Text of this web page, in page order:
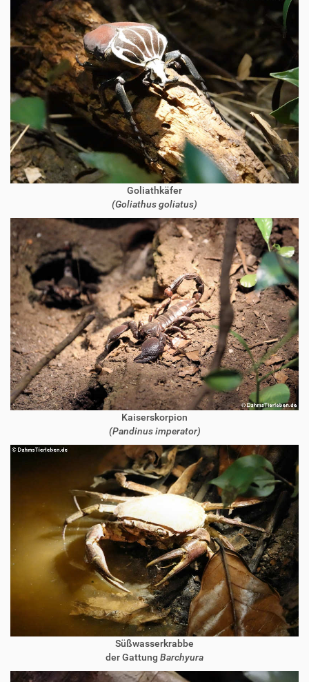
Goliathkäfer
(Goliathus goliatus)
Kaiserskorpion
(Pandinus imperator)
Süßwasserkrabbe
der Gattung Barchyura